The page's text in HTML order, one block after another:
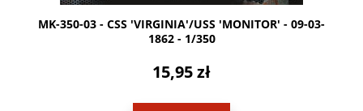
MK-350-03 - CSS 'VIRGINIA'/USS 'MONITOR' - 09-03-
1862 - 1/350
15,95 zł